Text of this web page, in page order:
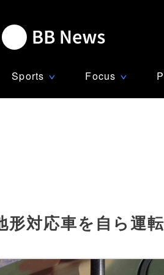
Sports ∨ Focus ∨
形対応車を自ら運転